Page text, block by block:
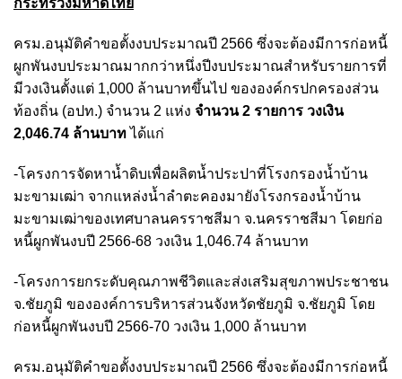
กระทรวงมหาดไทย
ครม.อนุมัติคำขอตั้งงบประมาณปี 2566 ซึ่งจะต้องมีการก่อหนี้
ผูกพันงบประมาณมากกว่าหนึ่งปีงบประมาณสำหรับรายการที่
มีวงเงินตั้งแต่ 1,000 ล้านบาทขึ้นไป ขององค์กรปกครองส่วน
ท้องถิ่น (อปท.) จำนวน 2 แห่ง จำนวน 2 รายการ วงเงิน
2,046.74 ล้านบาทได้แก่
-โครงการจัดหาน้ำดิบเพื่อผลิตน้ำประปาที่โรงกรองน้ำบ้าน
มะขามเฒ่า จากแหล่งน้ำลำตะคองมายังโรงกรองน้ำบ้าน
มะขามเฒ่าของเทศบาลนครราชสีมา จ.นครราชสีมา โดยก่อ
หนี้ผูกพันงบปี 2566-68 วงเงิน 1,046.74 ล้านบาท
-โครงการยกระดับคุณภาพชีวิตและส่งเสริมสุขภาพประชาชน
จ.ชัยภูมิ ขององค์การบริหารส่วนจังหวัดชัยภูมิ จ.ชัยภูมิ โดย
ก่อหนี้ผูกพันงบปี 2566-70 วงเงิน 1,000 ล้านบาท
ครม.อนุมัติคำขอตั้งงบประมาณปี 2566 ซึ่งจะต้องมีการก่อหนี้